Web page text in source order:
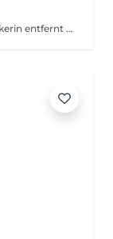
Wir kümmern uns um ihre Nägel! Ihre Technikerin entfernt sanft abgestorbene hautzellen, feilt und formt ihre Nägel und poliert die oberfläche für ein glattes, natürliches finish. Unsere meister bieten kantige, hardware- oder kombinierte manicures an, je nach ihren wünschen. Wie wird eine manicure ohne nagellack durchgeführt? - raue haut wird sanft entfernt - die form der nagelplatte wird behutsam korrigiert - die Nagelhaut und seitlichen ränder werden sorgfältig bearbeitet - Nagelhautöl und handcreme werden aufgetragen, um zu pflegen und zu hydratisieren Altersbeschränkung: empfohlen ab 14 Jahren. Nachbehandlungsempfehlungen: es sind keine speziellen Nachbehandlungen erforderlich. Häufigkeit: alle 3 Wochen.